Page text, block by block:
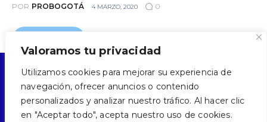
Valoramos tu privacidad
Utilizamos cookies para mejorar su experiencia de
navegación, ofrecer anuncios o contenido
personalizados y analizar nuestro tráfico. Al hacer clic
en "Aceptar todo", acepta nuestro uso de cookies.
POR PROBOGOTÁ 4 MARZO, 2020 0